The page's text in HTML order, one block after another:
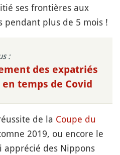
ses frontières aux
pendant plus de 5 mois !
:
des expatriés
en temps de Covid
de la Coupe du
2019, ou encore le
apprécié des Nippons